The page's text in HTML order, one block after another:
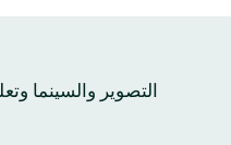
التصوير والسينما